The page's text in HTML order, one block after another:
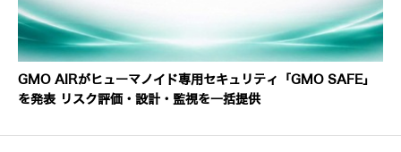
GMO AIRがヒューマノイド専用セキュリティ「GMO SAFE」
を発表 リスク評価・設計・監視を一括提供